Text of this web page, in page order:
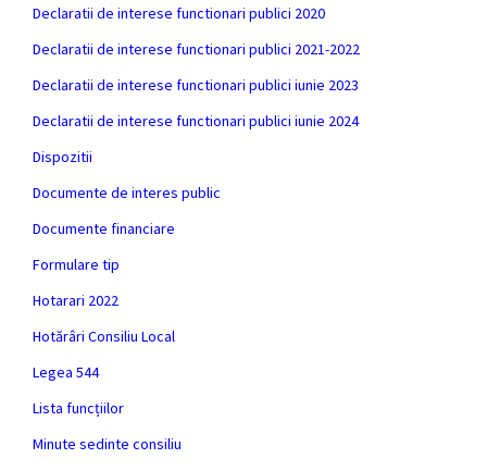
Declaratii de interese functionari publici 2020
Declaratii de interese functionari publici 2021-2022
Declaratii de interese functionari publici iunie 2023
Declaratii de interese functionari publici iunie 2024
Dispozitii
Documente de interes public
Documente financiare
Formulare tip
Hotarari 2022
Hotărâri Consiliu Local
Legea 544
Lista funcțiilor
Minute sedinte consiliu